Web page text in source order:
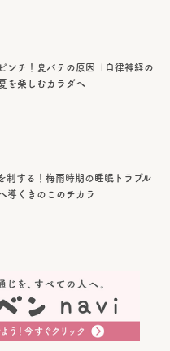
ンチ！夏バテの原因「自律神経の
を楽しむカラダへ
制する！梅雨時期の睡眠トラブル
導くきのこのチカラ